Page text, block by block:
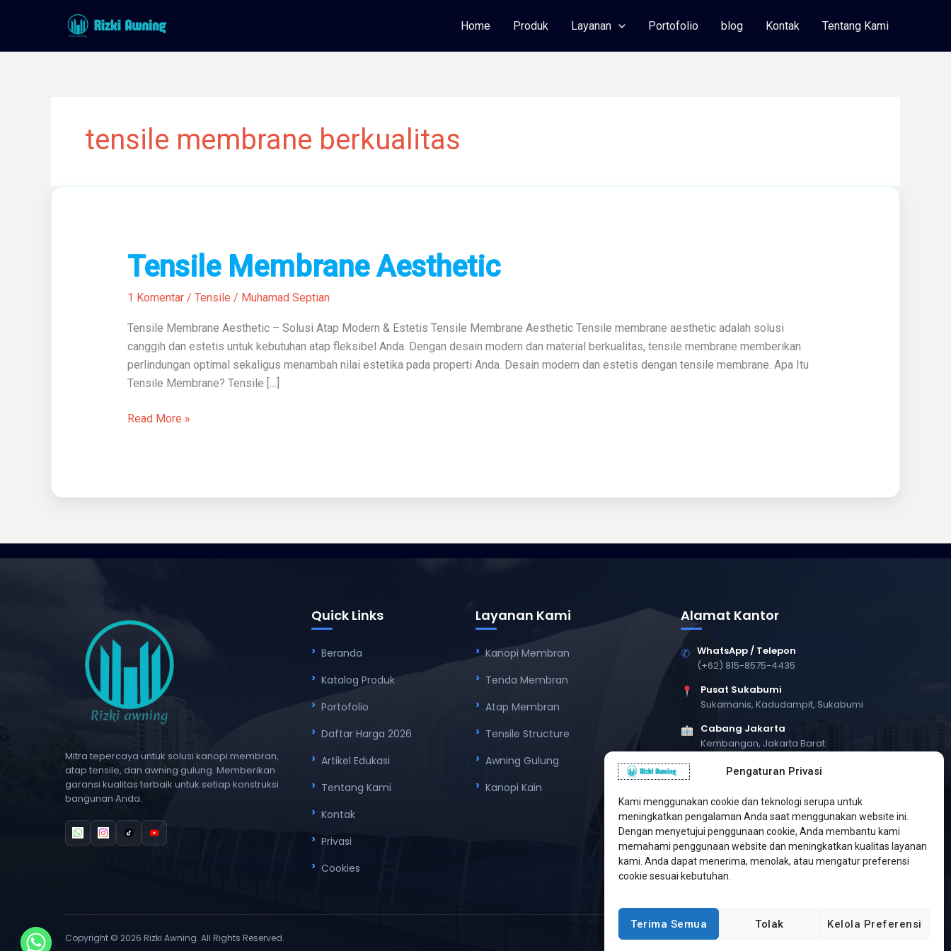
Pengaturan Privasi
Kami menggunakan cookie dan teknologi serupa untuk
meningkatkan pengalaman Anda saat menggunakan website ini.
Dengan menyetujui penggunaan cookie, Anda membantu kami
memahami penggunaan website dan meningkatkan kualitas layanan
kami. Anda dapat menerima, menolak, atau mengatur preferensi
cookie sesuai kebutuhan.
Terima Semua Tolak Kelola Preferensi
Home Produk Layanan Portofolio blog Kontak Tentang Kami
tensile membrane berkualitas
Tensile Membrane Aesthetic
1 Komentar / Tensile / Muhamad Septian
Tensile Membrane Aesthetic – Solusi Atap Modern & Estetis Tensile Membrane Aesthetic Tensile membrane aesthetic adalah solusi
canggih dan estetis untuk kebutuhan atap fleksibel Anda. Dengan desain modern dan material berkualitas, tensile membrane memberikan
perlindungan optimal sekaligus menambah nilai estetika pada properti Anda. Desain modern dan estetis dengan tensile membrane. Apa Itu
Tensile Membrane? Tensile […]
Tensile
Membrane
Aesthetic
Read More »
Mitra tepercaya untuk solusi kanopi membran,
atap tensile, dan awning gulung. Memberikan
garansi kualitas terbaik untuk setiap konstruksi
bangunan Anda.
Quick Links
Beranda
Katalog Produk
Portofolio
Daftar Harga 2026
Artikel Edukasi
Tentang Kami
Kontak
Privasi
Cookies
Layanan Kami
Kanopi Membran
Tenda Membran
Atap Membran
Tensile Structure
Awning Gulung
Kanopi Kain
Alamat Kantor
✆ WhatsApp / Telepon
(+62) 815-8575-4435
Pusat Sukabumi
Sukamanis, Kadudampit, Sukabumi
Cabang Jakarta
Kembangan, Jakarta Barat
Workshop Bintaro
Copyright © 2026 Rizki Awning. All Rights Reserved.